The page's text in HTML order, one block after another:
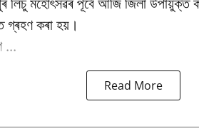
গ্ৰহণ কৰা হয়।
...
Read More